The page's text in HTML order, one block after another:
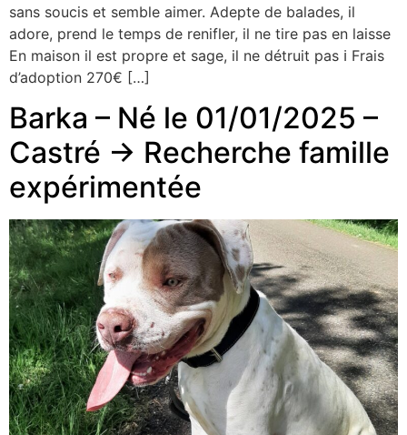
sans soucis et semble aimer. Adepte de balades, il
adore, prend le temps de renifler, il ne tire pas en laisse
En maison il est propre et sage, il ne détruit pas ℹ Frais
d’adoption 270€ […]
Barka – Né le 01/01/2025 –
Castré -> Recherche famille
expérimentée